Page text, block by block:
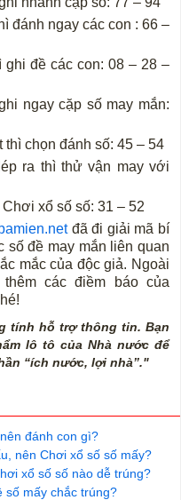
đánh ngay các con : 66 –
ghi đề các con: 08 – 28 –
ngay cặp số may mắn:
chọn đánh số: 45 – 54
ra thì thử vận may với
xổ số số: 31 – 52
đã đi giải mã bí
số đề may mắn liên quan
mắc của độc giả. Ngoài
các điềm báo của
tính hỗ trợ thông tin. Bạn
lô tô của Nhà nước để
“ích nước, lợi nhà”."
đánh con gì?
nên Chơi xổ số số mấy?
xổ số số nào dễ trúng?
số mấy chắc trúng?